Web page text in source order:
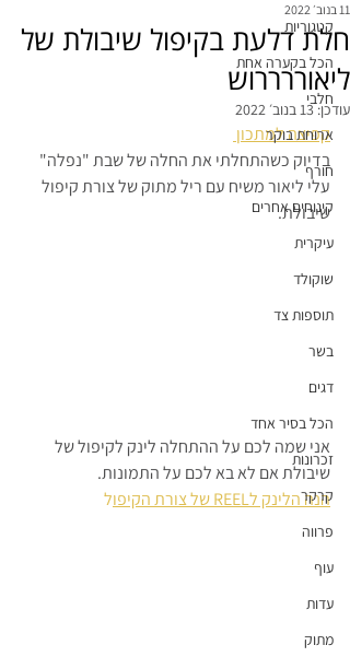
קטגוריות
הכל בקערה אחת
חלבי
ארוחת בוקר
חורף
קינוחים אחרים
עיקרית
שוקולד
תוספות צד
בשר
דגים
הכל בסיר אחד
זכרונות
קרקר
פרווה
עוף
עדות
מתוק
חלת דלעת בקיפול שיבולת של
ליאוררררוש
11 בנוב׳ 2022
עודכן:13 בנוב׳ 2022
קפיצה למתכון
בדיוק כשהתחלתי את החלה של שבת "נפלה"
עלי ליאור משיח עם ריל מתוק של צורת קיפול
שיבולת.
אני שמה לכם על ההתחלה לינק לקיפול של
שיבולת אם לא בא לכם על התמונות.
הנה הלינק לREEL של צורת הקיפו
ל